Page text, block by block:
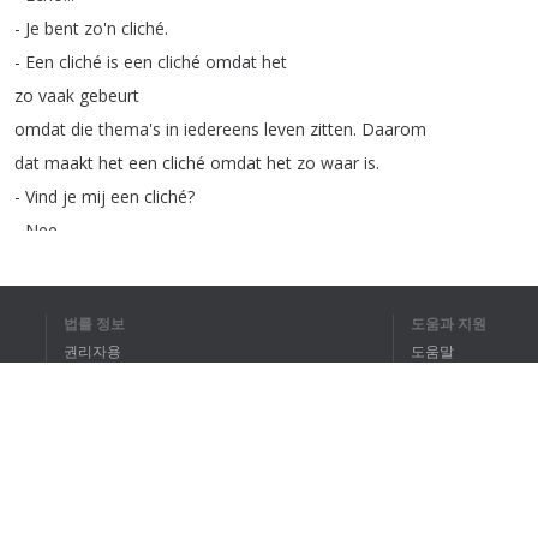
- Je bent zo'n cliché.
- Een cliché is een cliché omdat het
zo vaak gebeurt
omdat die thema's in iedereens leven zitten. Daarom
dat maakt het een cliché omdat het zo waar is.
- Vind je mij een cliché?
Nee
wat ?-Ja
-Uhm...
법률 정보
권리자용
도움과 지원
도움말